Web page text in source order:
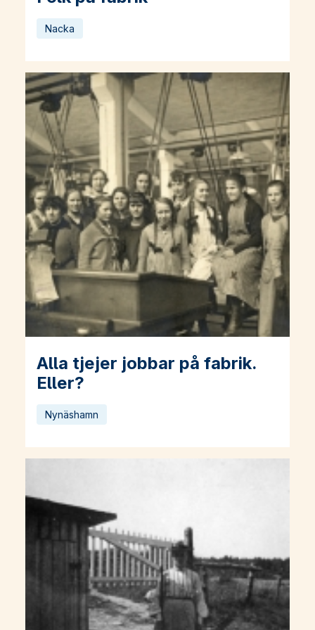
Nacka
Alla tjejer jobbar på fabrik.
Eller?
Läs mer om Alla tjejer jobbar på fabrik. Eller?
Nynäshamn